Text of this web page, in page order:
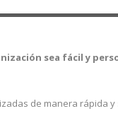
sea fácil y
de manera rápida